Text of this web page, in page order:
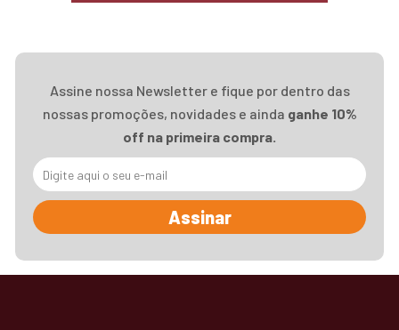
Assine nossa Newsletter e fique por dentro das
nossas promoções, novidades e ainda ganhe 10%
off na primeira compra.
Assinar